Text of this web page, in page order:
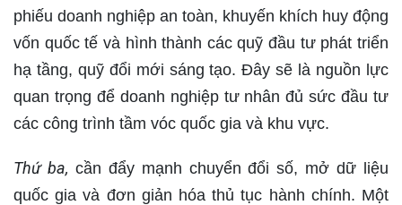
phiếu doanh nghiệp an toàn, khuyến khích huy động
vốn quốc tế và hình thành các quỹ đầu tư phát triển
hạ tầng, quỹ đổi mới sáng tạo. Đây sẽ là nguồn lực
quan trọng để doanh nghiệp tư nhân đủ sức đầu tư
các công trình tầm vóc quốc gia và khu vực.
Thứ ba, cần đẩy mạnh chuyển đổi số, mở dữ liệu
quốc gia và đơn giản hóa thủ tục hành chính. Một